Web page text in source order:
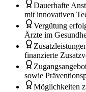
Dauerhafte
mit innovativen
Vergütung
Ärzte im
finanzierte
sowie
Möglichkeiten